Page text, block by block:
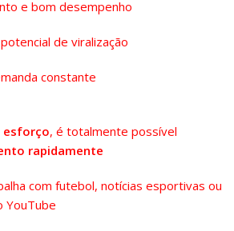
e bom desempenho
de viralização
constante
esforço, é totalmente possível
rapidamente
com futebol, notícias esportivas ou
YouTube